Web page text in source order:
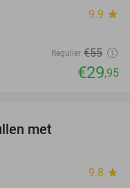
9.9 star
Regulier €55
€29,95
met
9.8 star